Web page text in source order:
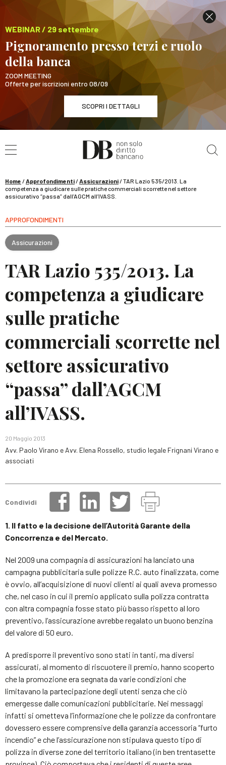
WEBINAR / 29 settembre
Pignoramento presso terzi e ruolo
della banca
ZOOM MEETING
Offerte per iscrizioni entro 08/09
SCOPRI I DETTAGLI
WEBINAR / 29 settembre
Pignoramento presso terzi e ruolo della banca
Home /Approfondimenti/Assicurazioni/TAR Lazio 535/2013. La
competenza a giudicare sulle pratiche commerciali scorrette nel settore
assicurativo “passa” dall’AGCM all’IVASS.
APPROFONDIMENTI
Assicurazioni
TAR Lazio 535/2013. La
competenza a giudicare
sulle pratiche
commerciali scorrette nel
settore assicurativo
“passa” dall’AGCM
all’IVASS.
20 Maggio 2013
Avv. Paolo Virano e Avv. Elena Rossello, studio legale Frignani Virano e
associati
Condividi
1. Il fatto e la decisione dell’Autorità Garante della
Concorrenza e del Mercato.
Nel 2009 una compagnia di assicurazioni ha lanciato una
campagna pubblicitaria sulle polizze R.C. auto finalizzata, come
è ovvio, all’acquisizione di nuovi clienti ai quali aveva promesso
che, nel caso in cui il premio applicato sulla polizza contratta
con altra compagnia fosse stato più basso rispetto al loro
preventivo, l’assicurazione avrebbe regalato un buono benzina
del valore di 50 euro.
A predisporre il preventivo sono stati in tanti, ma diversi
assicurati, al momento di riscuotere il premio, hanno scoperto
che la promozione era segnata da varie condizioni che
limitavano la partecipazione degli utenti senza che ciò
emergesse dalle comunicazioni pubblicitarie. Nei messaggi
infatti si ometteva l’informazione che le polizze da confrontare
dovessero essere comprensive della garanzia accessoria “furto
incendio” e che l’assicurazione non stipulava questo tipo di
polizza in diverse zone del territorio italiano (in ben trentasette